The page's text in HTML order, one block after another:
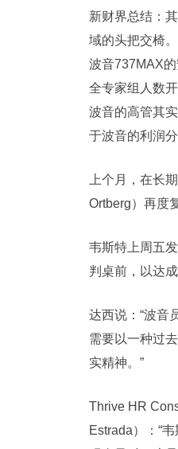
新财界总结：
域的头把交椅。
波音737MAX
全专家组人数
波音的高管其
于波音的利润
上个月，在长
Ortberg）再度
韦斯特上周五
判桌前，以达
达西说：“波音
需要以一种过
实精神。”
Thrive HR
Estrada）：“